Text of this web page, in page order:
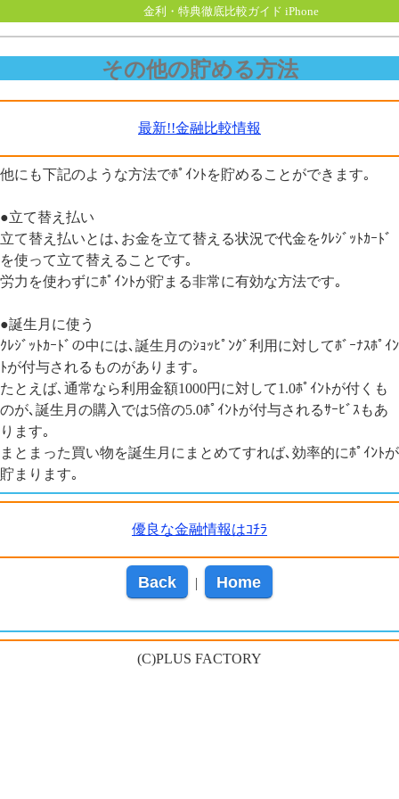
金利・特典徹底比較ガイド iPhone
その他の貯める方法
最新!!金融比較情報
他にも下記のような方法でﾎﾟｲﾝﾄを貯めることができます｡
●立て替え払い
立て替え払いとは､お金を立て替える状況で代金をｸﾚｼﾞｯﾄｶｰﾄﾞ
を使って立て替えることです｡
労力を使わずにﾎﾟｲﾝﾄが貯まる非常に有効な方法です｡
●誕生月に使う
ｸﾚｼﾞｯﾄｶｰﾄﾞの中には､誕生月のｼｮｯﾋﾟﾝｸﾞ利用に対してﾎﾞｰﾅｽﾎﾟｲﾝ
ﾄが付与されるものがあります｡
たとえば､通常なら利用金額1000円に対して1.0ﾎﾟｲﾝﾄが付くも
のが､誕生月の購入では5倍の5.0ﾎﾟｲﾝﾄが付与されるｻｰﾋﾞｽもあ
ります｡
まとまった買い物を誕生月にまとめてすれば､効率的にﾎﾟｲﾝﾄが
貯まります｡
優良な金融情報はｺﾁﾗ
Back | Home
(C)PLUS FACTORY